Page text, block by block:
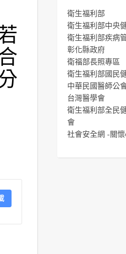
衛生福利部
衛生福利部中央
衛生福利部疾病
彰化縣政府
衛福部長照專區
衛生福利部國民
中華民國醫師公
台灣醫學會
衛生福利部全民
會
社會安全網 -關